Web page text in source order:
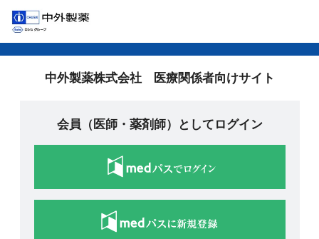
中外製薬株式会社 医療関係者向けサイト
会員（医師・薬剤師）としてログイン